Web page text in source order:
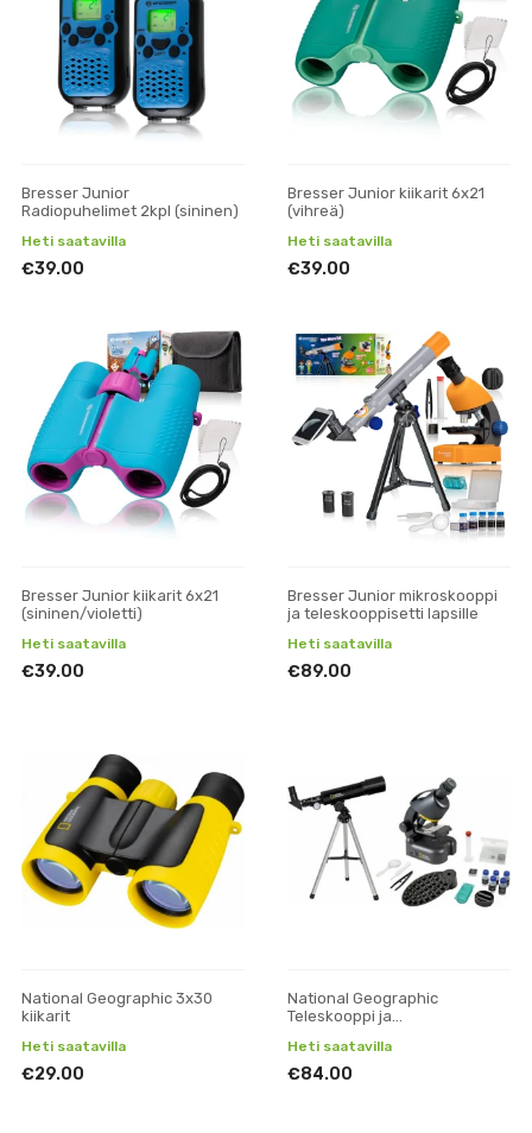
Bresser Junior
Radiopuhelimet 2kpl (sininen)
Heti saatavilla
€39.00
Bresser Junior kiikarit 6x21
(vihreä)
Heti saatavilla
€39.00
Bresser Junior kiikarit 6x21
(sininen/violetti)
Heti saatavilla
€39.00
Bresser Junior mikroskooppi
ja teleskooppisetti lapsille
Heti saatavilla
€89.00
National Geographic 3x30
kiikarit
Heti saatavilla
€29.00
National Geographic
Teleskooppi ja
Heti saatavilla
€84.00